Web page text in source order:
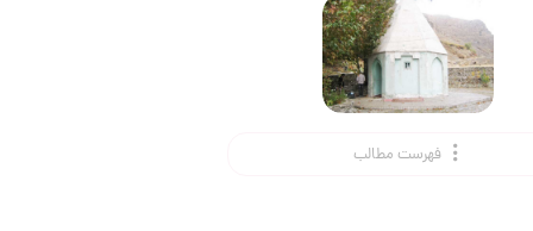
فهرست مطالب